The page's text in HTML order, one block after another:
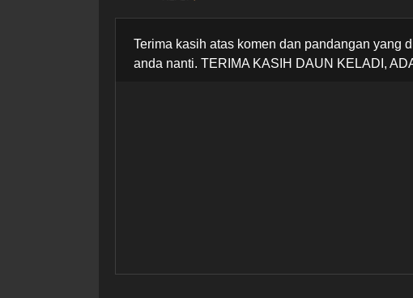
Terima kasih atas komen dan pandangan
anda nanti. TERIMA KASIH DAUN KELADI,